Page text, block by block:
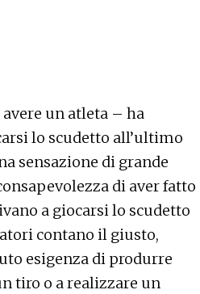
un atleta – ha
lo scudetto all’ultimo
sensazione di grande
di aver fatto
a giocarsi lo scudetto
contano il giusto,
esigenza di produrre
tiro o a realizzare un